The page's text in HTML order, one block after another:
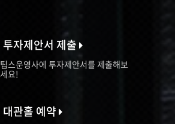
투자제안서 제출
팁스운영사에 투자제안서를 제출해보
세요!
대관홀 예약